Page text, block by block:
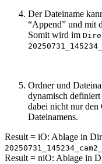
Der Dateiname
“Append” und mit
Somit wird im
Ordner und
dynamisch
dabei nicht nur den
Dateinamens.
Result = iO: Ablage in
Result = niO: Ablage in